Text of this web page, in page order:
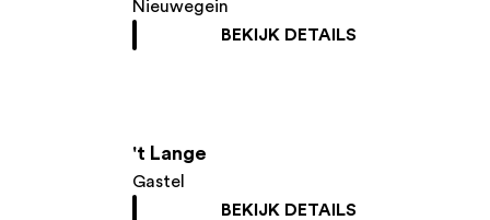
Nieuwegein
BEKIJK DETAILS
't Lange
Gastel
BEKIJK DETAILS